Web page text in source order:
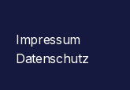
Impressum
Datenschutz